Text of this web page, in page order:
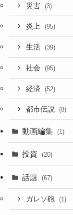
災害 (3)
炎上 (95)
生活 (39)
社会 (95)
経済 (52)
都市伝説 (8)
動画編集 (1)
投資 (20)
話題 (67)
ガレソ砲 (1)